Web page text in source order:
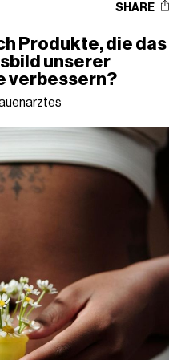
SHARE
Produkte, die das
unserer
verbessern?